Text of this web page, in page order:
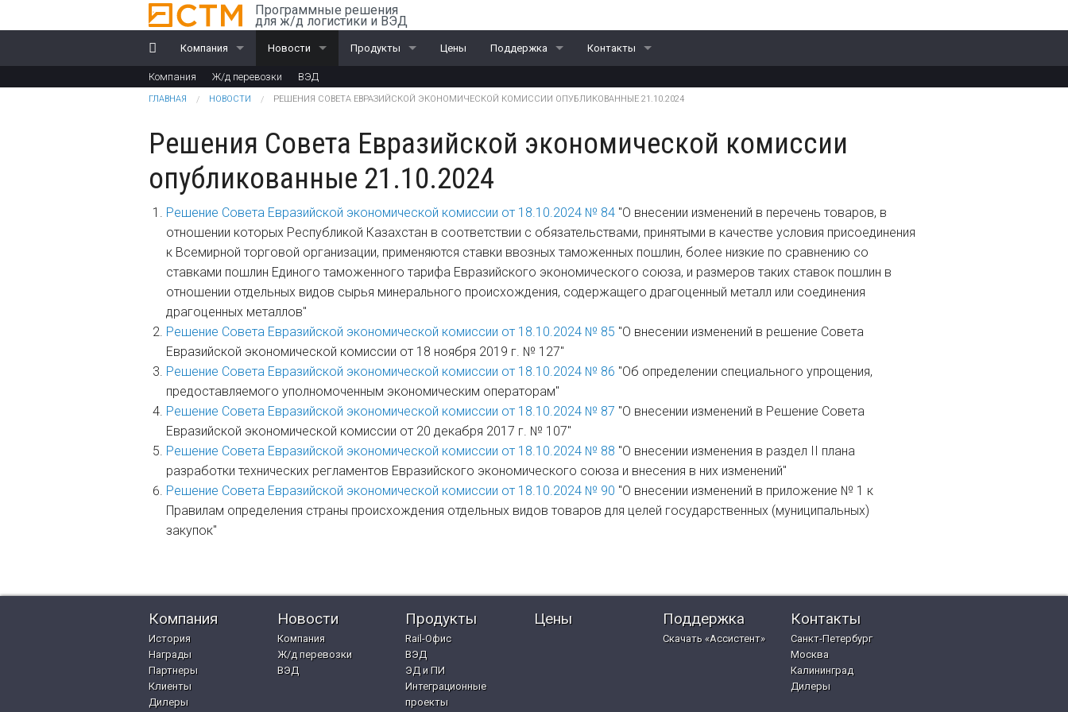
Перейти к основному содержанию Программные решения
для ж/д логистики и ВЭД
Компания
История
Партнеры
Клиенты
Дилеры
Обучение
Документы
Новости
Компания
ВЭД
Продукты
ЭД и ПИ
Интеграционные проекты
Цены Поддержка Контакты
Калининград
Компания Ж/д перевозки ВЭД
Вы здесь
ГЛАВНАЯ НОВОСТИ РЕШЕНИЯ СОВЕТА ЕВРАЗИЙСКОЙ ЭКОНОМИЧЕСКОЙ КОМИССИИ ОПУБЛИКОВАННЫЕ 21.10.2024
Решения Совета Евразийской экономической комиссии
опубликованные 21.10.2024
Решение Совета Евразийской экономической комиссии от 18.10.2024 № 84 "О внесении изменений в перечень товаров, в
отношении которых Республикой Казахстан в соответствии с обязательствами, принятыми в качестве условия присоединения
к Всемирной торговой организации, применяются ставки ввозных таможенных пошлин, более низкие по сравнению со
ставками пошлин Единого таможенного тарифа Евразийского экономического союза, и размеров таких ставок пошлин в
отношении отдельных видов сырья минерального происхождения, содержащего драгоценный металл или соединения
драгоценных металлов"
Решение Совета Евразийской экономической комиссии от 18.10.2024 № 85 "О внесении изменений в решение Совета
Евразийской экономической комиссии от 18 ноября 2019 г. № 127"
Решение Совета Евразийской экономической комиссии от 18.10.2024 № 86 "Об определении специального упрощения,
предоставляемого уполномоченным экономическим операторам"
Решение Совета Евразийской экономической комиссии от 18.10.2024 № 87 "О внесении изменений в Решение Совета
Евразийской экономической комиссии от 20 декабря 2017 г. № 107"
Решение Совета Евразийской экономической комиссии от 18.10.2024 № 88 "О внесении изменения в раздел II плана
разработки технических регламентов Евразийского экономического союза и внесения в них изменений"
Решение Совета Евразийской экономической комиссии от 18.10.2024 № 90 "О внесении изменений в приложение № 1 к
Правилам определения страны происхождения отдельных видов товаров для целей государственных (муниципальных)
закупок"
Компания
История
Награды
Партнеры
Клиенты
Дилеры
Новости
Компания
Ж/д перевозки
ВЭД
Продукты
Rail-Офис
ВЭД
ЭД и ПИ
Интеграционные
проекты
Цены Поддержка
Скачать «Ассистент»
Контакты
Санкт-Петербург
Москва
Калининград
Дилеры